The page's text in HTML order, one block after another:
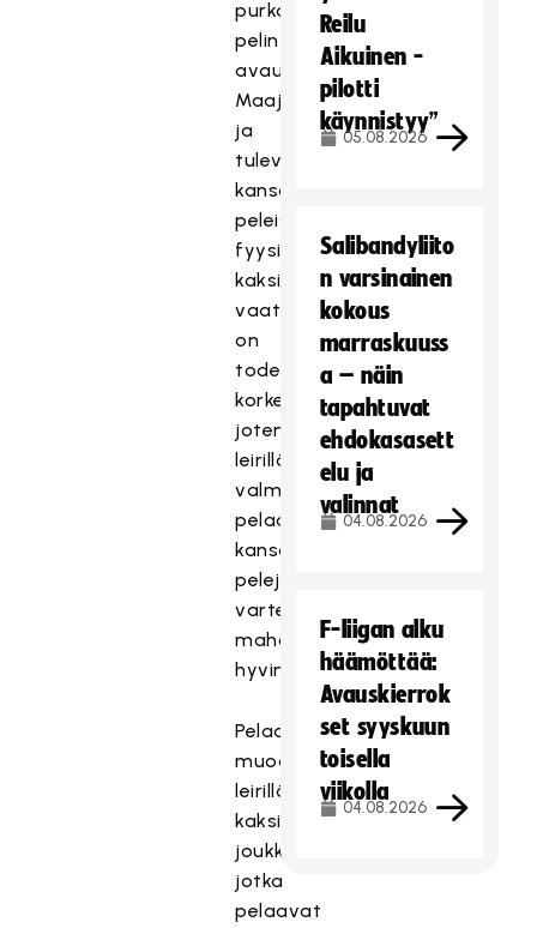
purkamisessa
pelin
avauksessa.
Maajoukkuetasolla
ja
tulevissa
kansainvälisissä
peleissä
fyysisen
kaksinkamppailupelaamisen
vaatimustaso
on
todella
korkealla,
joten
leirillä
valmistamaan
pelaajia
kansainvälisiä
pelejä
varten
mahdollisimman
hyvin.
Pelaajista
muodostetaan
leirillä
kaksi
joukkuetta,
jotka
pelaavat
Reilu
Aikuinen -
pilotti
käynnistyy”
05.08.2026
Salibandyliito
n varsinainen
kokous
marraskuuss
a – näin
tapahtuvat
ehdokasasett
elu ja
valinnat
04.08.2026
F-liigan alku
häämöttää:
Avauskierrok
set syyskuun
toisella
viikolla
04.08.2026